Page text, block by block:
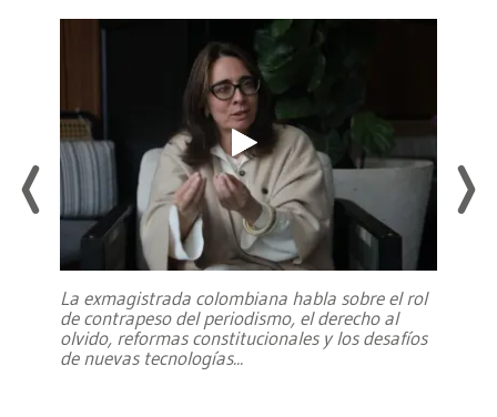
La exmagistrada colombiana habla sobre el rol
de contrapeso del periodismo, el derecho al
olvido, reformas constitucionales y los desafíos
de nuevas tecnologías...